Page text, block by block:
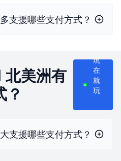
支援哪些支付方式？
美洲有
？
現
在
就
玩
支援哪些支付方式？